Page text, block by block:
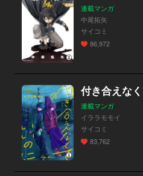
連載マンガ
中尾拓矢
サイコミ
86,972
付き合えな
連載マンガ
イララモモイ
サイコミ
83,762